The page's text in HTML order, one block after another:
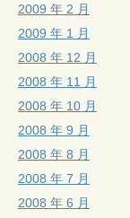
2009 年 2 月
2009 年 1 月
2008 年 12 月
2008 年 11 月
2008 年 10 月
2008 年 9 月
2008 年 8 月
2008 年 7 月
2008 年 6 月